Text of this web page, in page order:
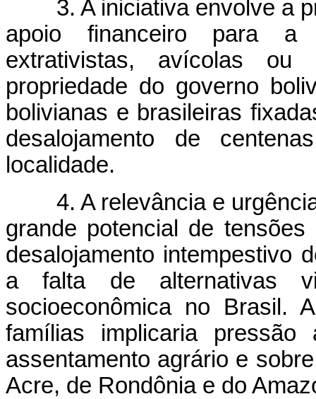
3. A iniciativa envolve a
apoio financeiro para a
extrativistas, avícolas ou
propriedade do governo
bolivianas e brasileiras
desalojamento de
localidade.
4. A relevância e
grande potencial de
desalojamento intempestivo
a falta de alternativas
socioeconômica no Brasil.
famílias implicaria
assentamento agrário e
Acre, de Rondônia e do